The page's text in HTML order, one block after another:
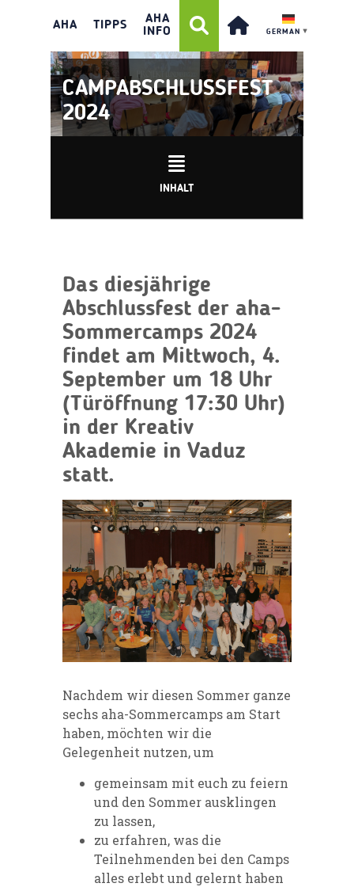
AHA TIPPS
AHA
INFO
GERMAN ▼
CAMPABSCHLUSSFEST
2024
INHALT
Das diesjährige
Abschlussfest der aha-
Sommercamps 2024
findet am Mittwoch, 4.
September um 18 Uhr
(Türöffnung 17:30 Uhr)
in der Kreativ
Akademie in Vaduz
statt.
Nachdem wir diesen Sommer ganze
sechs aha-Sommercamps am Start
haben, möchten wir die
Gelegenheit nutzen, um
gemeinsam mit euch zu feiern
und den Sommer ausklingen
zu lassen,
zu erfahren, was die
Teilnehmenden bei den Camps
alles erlebt und gelernt haben